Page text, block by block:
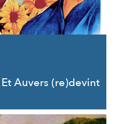
Auvers (re)devint